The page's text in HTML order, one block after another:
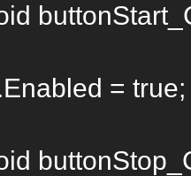
= true;